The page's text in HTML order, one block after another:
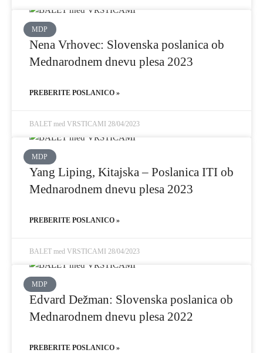
MDP
Nena Vrhovec: Slovenska poslanica ob
Mednarodnem dnevu plesa 2023
PREBERITE POSLANICO »
BALET med VRSTICAMI 28/04/2023
MDP
Yang Liping, Kitajska – Poslanica ITI ob
Mednarodnem dnevu plesa 2023
PREBERITE POSLANICO »
BALET med VRSTICAMI 28/04/2023
MDP
Edvard Dežman: Slovenska poslanica ob
Mednarodnem dnevu plesa 2022
PREBERITE POSLANICO »